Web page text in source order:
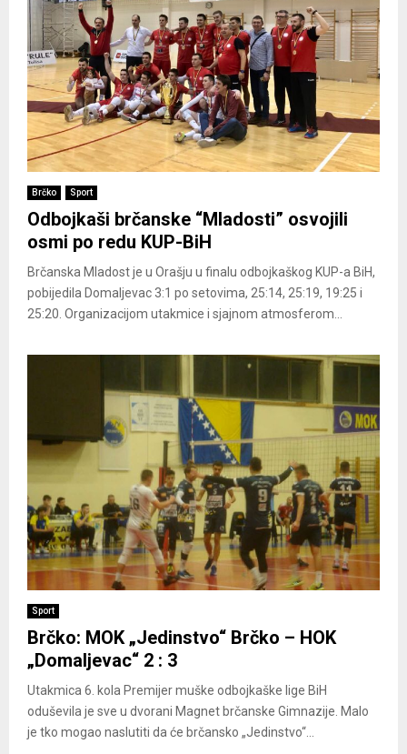
Brčko Sport
Odbojkaši brčanske “Mladosti” osvojili
osmi po redu KUP-BiH
Brčanska Mladost je u Orašju u finalu odbojkaškog KUP-a BiH,
pobijedila Domaljevac 3:1 po setovima, 25:14, 25:19, 19:25 i
25:20. Organizacijom utakmice i sjajnom atmosferom...
Sport
Brčko: MOK „Jedinstvo“ Brčko – HOK
„Domaljevac“ 2 : 3
Utakmica 6. kola Premijer muške odbojkaške lige BiH
oduševila je sve u dvorani Magnet brčanske Gimnazije. Malo
je tko mogao naslutiti da će brčansko „Jedinstvo“...